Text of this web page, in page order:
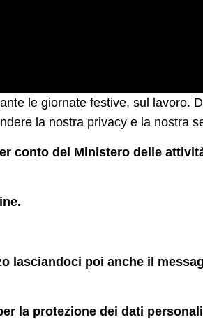
le giornate festive, sul lavoro.
la nostra privacy e la nostra
conto del Ministero delle
lasciandoci poi anche il
la protezione dei dati